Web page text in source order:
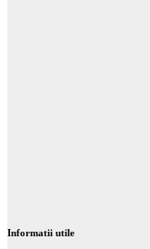
Informatii utile